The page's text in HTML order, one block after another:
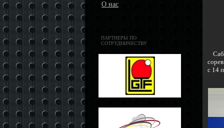
О нас
ПАРТНЕРЫ ПО
СОТРУДНИЧЕСТВУ
с 14